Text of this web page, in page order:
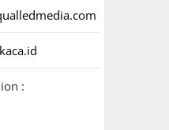
: